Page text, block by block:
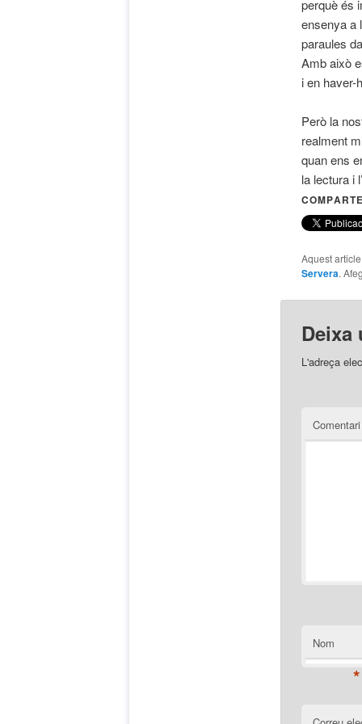
perquè és
ensenya a
paraules
Amb això
i en haver-
Però la
realment
quan ens
la lectura i
Aquest
Servera.
Deixa
L'adreça
Comentari
Nom
*